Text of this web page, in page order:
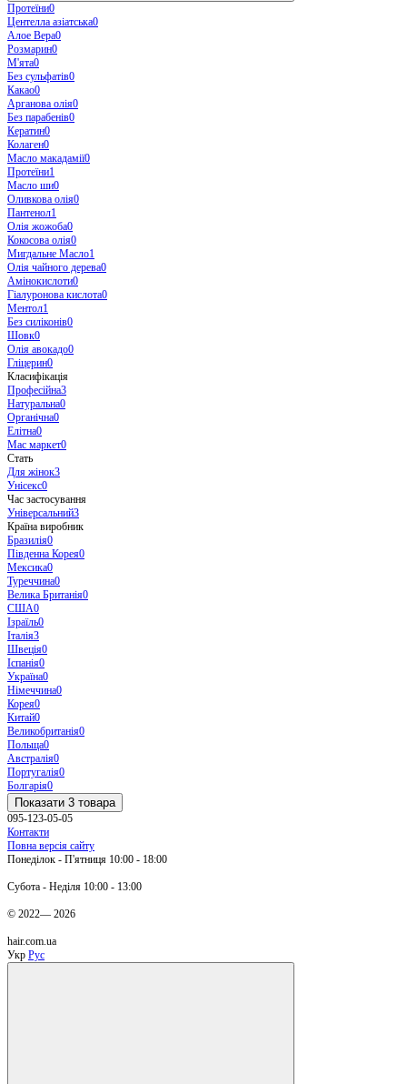
Протеїни0
Центелла азіатська0
Алое Вера0
Розмарин0
М'ята0
Без сульфатів0
Какао0
Арганова олія0
Без парабенів0
Кератин0
Колаген0
Масло макадамії0
Протеїни1
Масло ши0
Оливкова олія0
Пантенол1
Олія жожоба0
Кокосова олія0
Мигдальне Масло1
Олія чайного дерева0
Амінокислоти0
Гіалуронова кислота0
Ментол1
Без силіконів0
Шовк0
Олія авокадо0
Гліцерин0
Класифікація
Професійна3
Натуральна0
Органічна0
Елітна0
Мас маркет0
Стать
Для жінок3
Унісекс0
Час застосування
Універсальний3
Країна виробник
Бразилія0
Південна Корея0
Мексика0
Туреччина0
Велика Британія0
США0
Ізраїль0
Італія3
Швеція0
Іспанія0
Україна0
Німеччина0
Корея0
Китай0
Великобританія0
Польща0
Австралія0
Португалія0
Болгарія0
Показати 3 товара
095-123-05-05
Контакти
Повна версія сайту
Понеділок - П'ятниця 10:00 - 18:00
Субота - Неділя 10:00 - 13:00
© 2022— 2026
hair.com.ua
Укр Рус